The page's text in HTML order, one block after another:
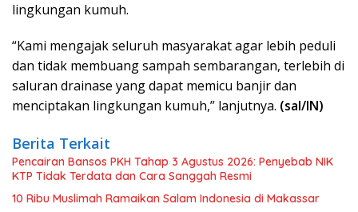
lingkungan kumuh.
“Kami mengajak seluruh masyarakat agar lebih peduli
dan tidak membuang sampah sembarangan, terlebih di
saluran drainase yang dapat memicu banjir dan
menciptakan lingkungan kumuh,” lanjutnya. (sal/IN)
Berita Terkait
Pencairan Bansos PKH Tahap 3 Agustus 2026: Penyebab NIK
KTP Tidak Terdata dan Cara Sanggah Resmi
10 Ribu Muslimah Ramaikan Salam Indonesia di Makassar